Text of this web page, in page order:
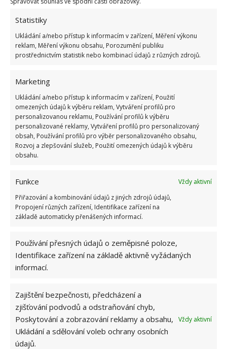
Statistiky
Ukládání a/nebo přístup k informacím v zařízení, Měření výkonu
reklam, Měření výkonu obsahu, Porozumění publiku
prostřednictvím statistik nebo kombinací údajů z různých zdrojů.
Marketing
Ukládání a/nebo přístup k informacím v zařízení, Použití
omezených údajů k výběru reklam, Vytváření profilů pro
personalizovanou reklamu, Používání profilů k výběru
personalizované reklamy, Vytváření profilů pro personalizovaný
obsah, Používání profilů pro výběr personalizovaného obsahu,
Rozvoj a zlepšování služeb, Použití omezených údajů k výběru
obsahu.
Funkce
Vždy aktivní
Přiřazování a kombinování údajů z jiných zdrojů údajů,
Propojení různých zařízení, Identifikace zařízení na
základě automaticky přenášených informací.
Používání přesných údajů o zeměpisné poloze,
Identifikace zařízení na základě aktivně vyžádaných
informací.
Zajištění bezpečnosti, předcházení a
zjišťování podvodů a odstraňování chyb,
Poskytování a zobrazování reklamy a obsahu,
Ukládání a sdělování voleb ochrany osobních
údajů.
Vždy aktivní
na prádlo,
. Než polštář umístíte zpět do postele,
ujistěte se, že je opravdu suchý. V opačném případě
by v něm mohlo dojít ke vzniku plísní. Na polštáře se
Jedná se o látku, která je umístěna mezi polštář a
jeho povlak.
Zdroj: Goodhousekeeping
DOMÁCNOST